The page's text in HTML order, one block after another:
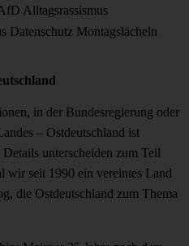
Alltagsrassismus
Datenschutz Montagslächeln
in der Bundesregierung oder
– Ostdeutschland ist
unterscheiden zum Teil
wir seit 1990 ein vereintes Land
die Ostdeutschland zum Thema